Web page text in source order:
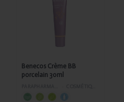
Benecos Crème BB
porcelain 30ml